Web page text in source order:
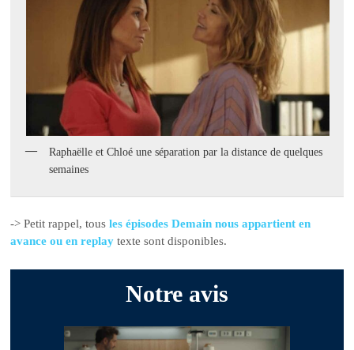
Raphaëlle et Chloé une séparation par la distance de quelques
semaines
-> Petit rappel, tousles épisodes Demain nous appartient en
avance ou en replay texte sont disponibles.
Notre avis